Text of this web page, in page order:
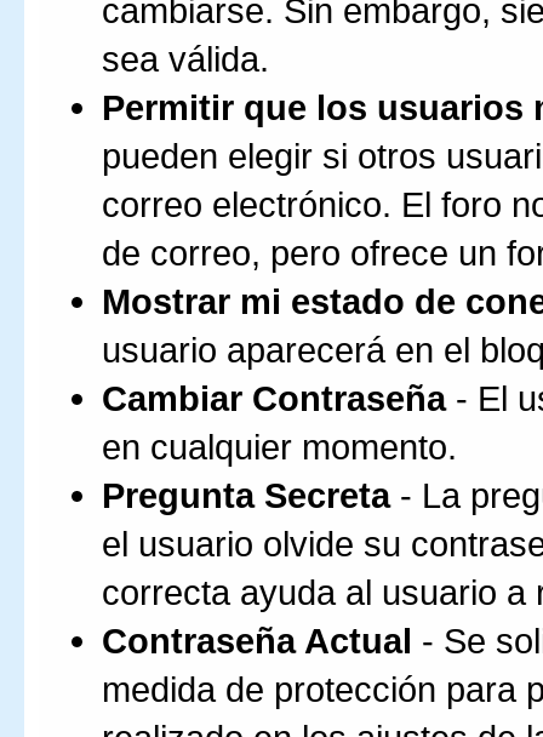
cambiarse. Sin embargo,
sea válida.
Permitir que los usuarios
pueden elegir si otros
correo electrónico. El foro
de correo, pero ofrece un
Mostrar mi estado de
usuario aparecerá en el
Cambiar Contraseña- El
en cualquier momento.
Pregunta Secreta- La
el usuario olvide su
correcta ayuda al usuario
Contraseña Actual - Se
medida de protección para